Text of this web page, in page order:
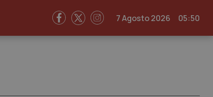
7 Agosto 2026 05:50